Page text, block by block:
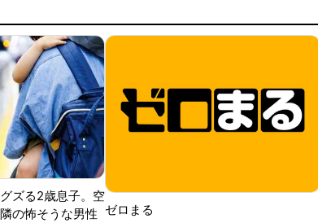
ズる2歳息子。空
の怖そうな男性 ゼロまる